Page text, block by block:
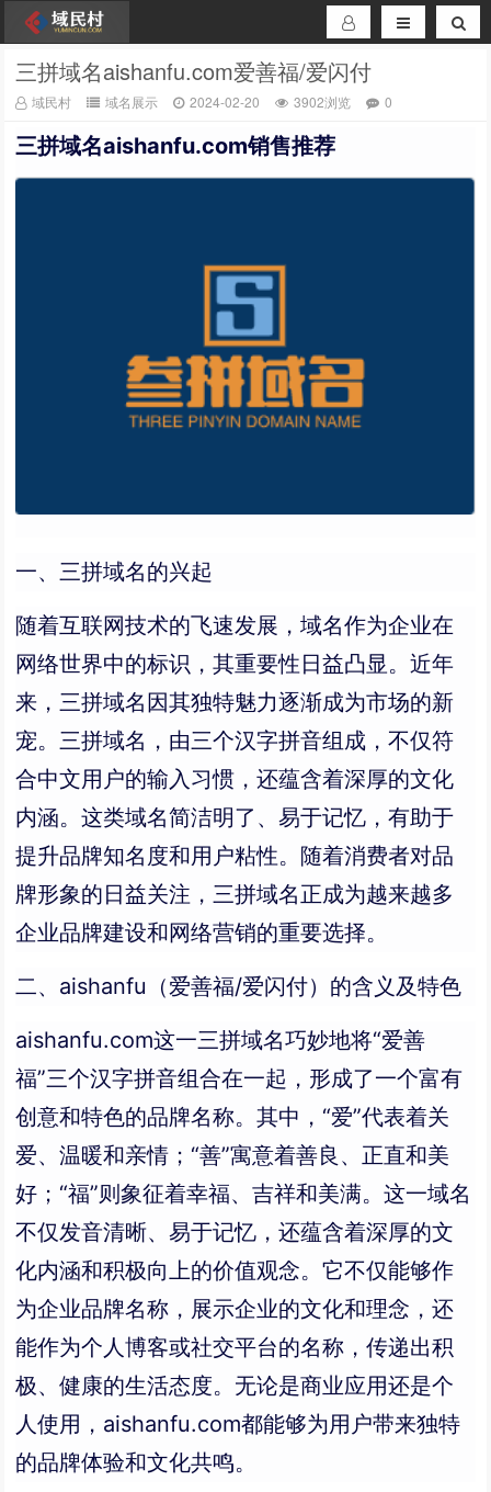
三拼域名aishanfu.com爱善福/爱闪付
域民村 域名展示 2024-02-20 3902浏览 0
三拼域名aishanfu.com销售推荐
一、三拼域名的兴起
随着互联网技术的飞速发展，域名作为企业在
网络世界中的标识，其重要性日益凸显。近年
来，三拼域名因其独特魅力逐渐成为市场的新
宠。三拼域名，由三个汉字拼音组成，不仅符
合中文用户的输入习惯，还蕴含着深厚的文化
内涵。这类域名简洁明了、易于记忆，有助于
提升品牌知名度和用户粘性。随着消费者对品
牌形象的日益关注，三拼域名正成为越来越多
企业品牌建设和网络营销的重要选择。
二、aishanfu（爱善福/爱闪付）的含义及特色
aishanfu.com这一三拼域名巧妙地将“爱善
福”三个汉字拼音组合在一起，形成了一个富有
创意和特色的品牌名称。其中，“爱”代表着关
爱、温暖和亲情；“善”寓意着善良、正直和美
好；“福”则象征着幸福、吉祥和美满。这一域名
不仅发音清晰、易于记忆，还蕴含着深厚的文
化内涵和积极向上的价值观念。它不仅能够作
为企业品牌名称，展示企业的文化和理念，还
能作为个人博客或社交平台的名称，传递出积
极、健康的生活态度。无论是商业应用还是个
人使用，aishanfu.com都能够为用户带来独特
的品牌体验和文化共鸣。